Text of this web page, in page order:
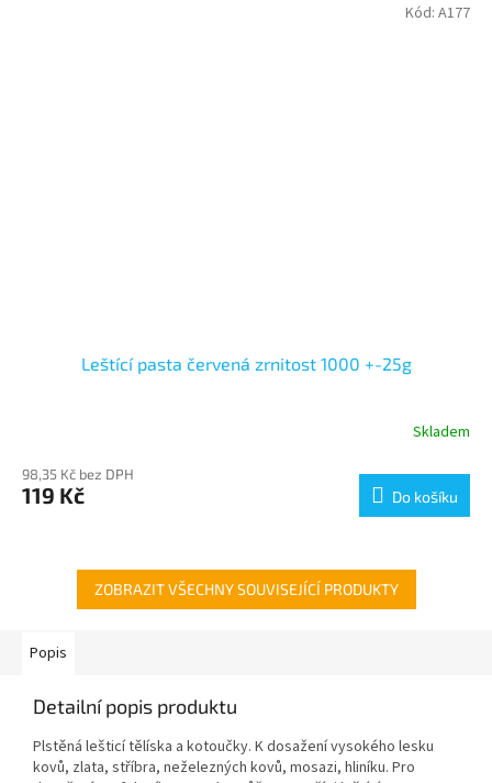
Leštící pasta červená zrnitost 1000 +-25g
Skladem
98,35 Kč bez DPH
119 Kč Do košíku
Kód: A177
ZOBRAZIT VŠECHNY SOUVISEJÍCÍ PRODUKTY
Popis
Detailní popis produktu
Plstěná lešticí tělíska a kotoučky. K dosažení vysokého lesku
kovů, zlata, stříbra, neželezných kovů, mosazi, hliníku. Pro